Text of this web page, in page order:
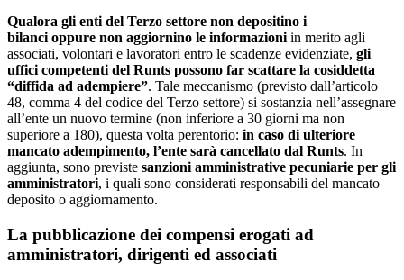
Qualora gli enti del Terzo settore non depositino i
bilanci oppure non aggiornino le informazioni in merito agli
associati, volontari e lavoratori entro le scadenze evidenziate, gli
uffici competenti del Runts possono far scattare la cosiddetta
“diffida ad adempiere”. Tale meccanismo (previsto dall’articolo
48, comma 4 del codice del Terzo settore) si sostanzia nell’assegnare
all’ente un nuovo termine (non inferiore a 30 giorni ma non
superiore a 180), questa volta perentorio: in caso di ulteriore
mancato adempimento, l’ente sarà cancellato dal Runts. In
aggiunta, sono previste sanzioni amministrative pecuniarie per gli
amministratori, i quali sono considerati responsabili del mancato
deposito o aggiornamento.
La pubblicazione dei compensi erogati ad
amministratori, dirigenti ed associati